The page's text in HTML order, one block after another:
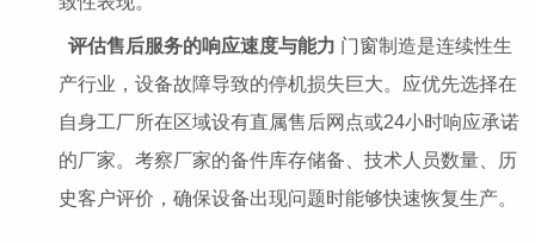
评估售后服务的响应速度与能力 门窗制造是连续性生
产行业，设备故障导致的停机损失巨大。应优先选择在
自身工厂所在区域设有直属售后网点或24小时响应承诺
的厂家。考察厂家的备件库存储备、技术人员数量、历
史客户评价，确保设备出现问题时能够快速恢复生产。